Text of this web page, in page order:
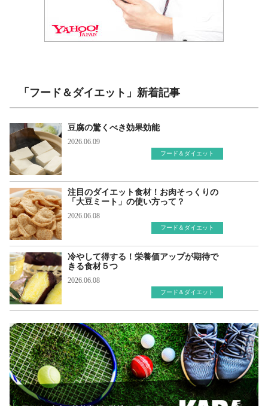
「フード＆ダイエット」新着記事
豆腐の驚くべき効果効能
2026.06.09
フード＆ダイエット
注目のダイエット食材！お肉そっくりの
「大豆ミート」の使い方って？
2026.06.08
フード＆ダイエット
冷やして得する！栄養価アップが期待で
きる食材５つ
2026.06.08
フード＆ダイエット